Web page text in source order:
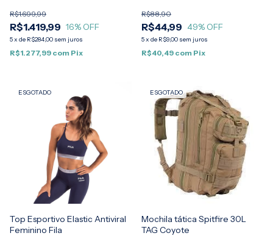
R$1.419,99
R$1.699,99
16% OFF
5x de R$284,00 sem juros
R$1.277,99 com Pix
R$44,99
R$88,90
49% OFF
5x de R$9,00 sem juros
R$40,49 com Pix
ESGOTADO
Top Esportivo Elastic Antiviral
Feminino Fila
ESGOTADO
Mochila tática Spitfire 30L
TAG Coyote